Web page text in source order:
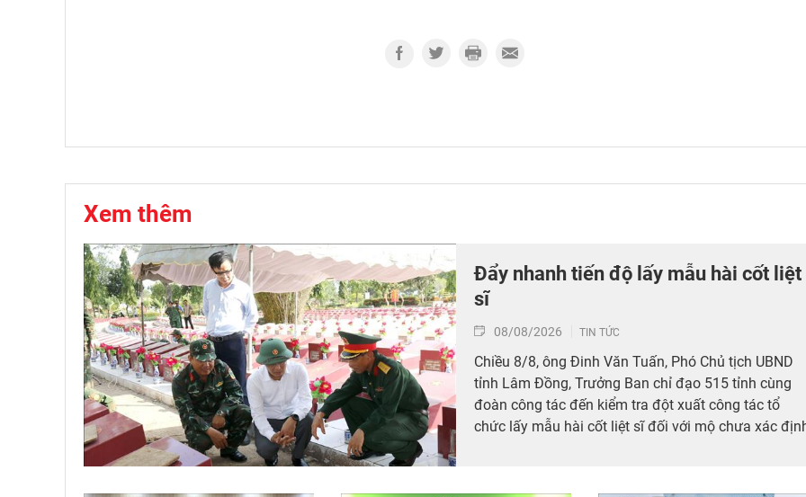
Xem thêm
Đẩy nhanh tiến độ lấy mẫu hài cốt liệt
sĩ
08/08/2026 TIN TỨC
Chiều 8/8, ông Đinh Văn Tuấn, Phó Chủ tịch UBND
tỉnh Lâm Đồng, Trưởng Ban chỉ đạo 515 tỉnh cùng
đoàn công tác đến kiểm tra đột xuất công tác tổ
chức lấy mẫu hài cốt liệt sĩ đối với mộ chưa xác
tham gia công tác lấy mẫu tại đây.